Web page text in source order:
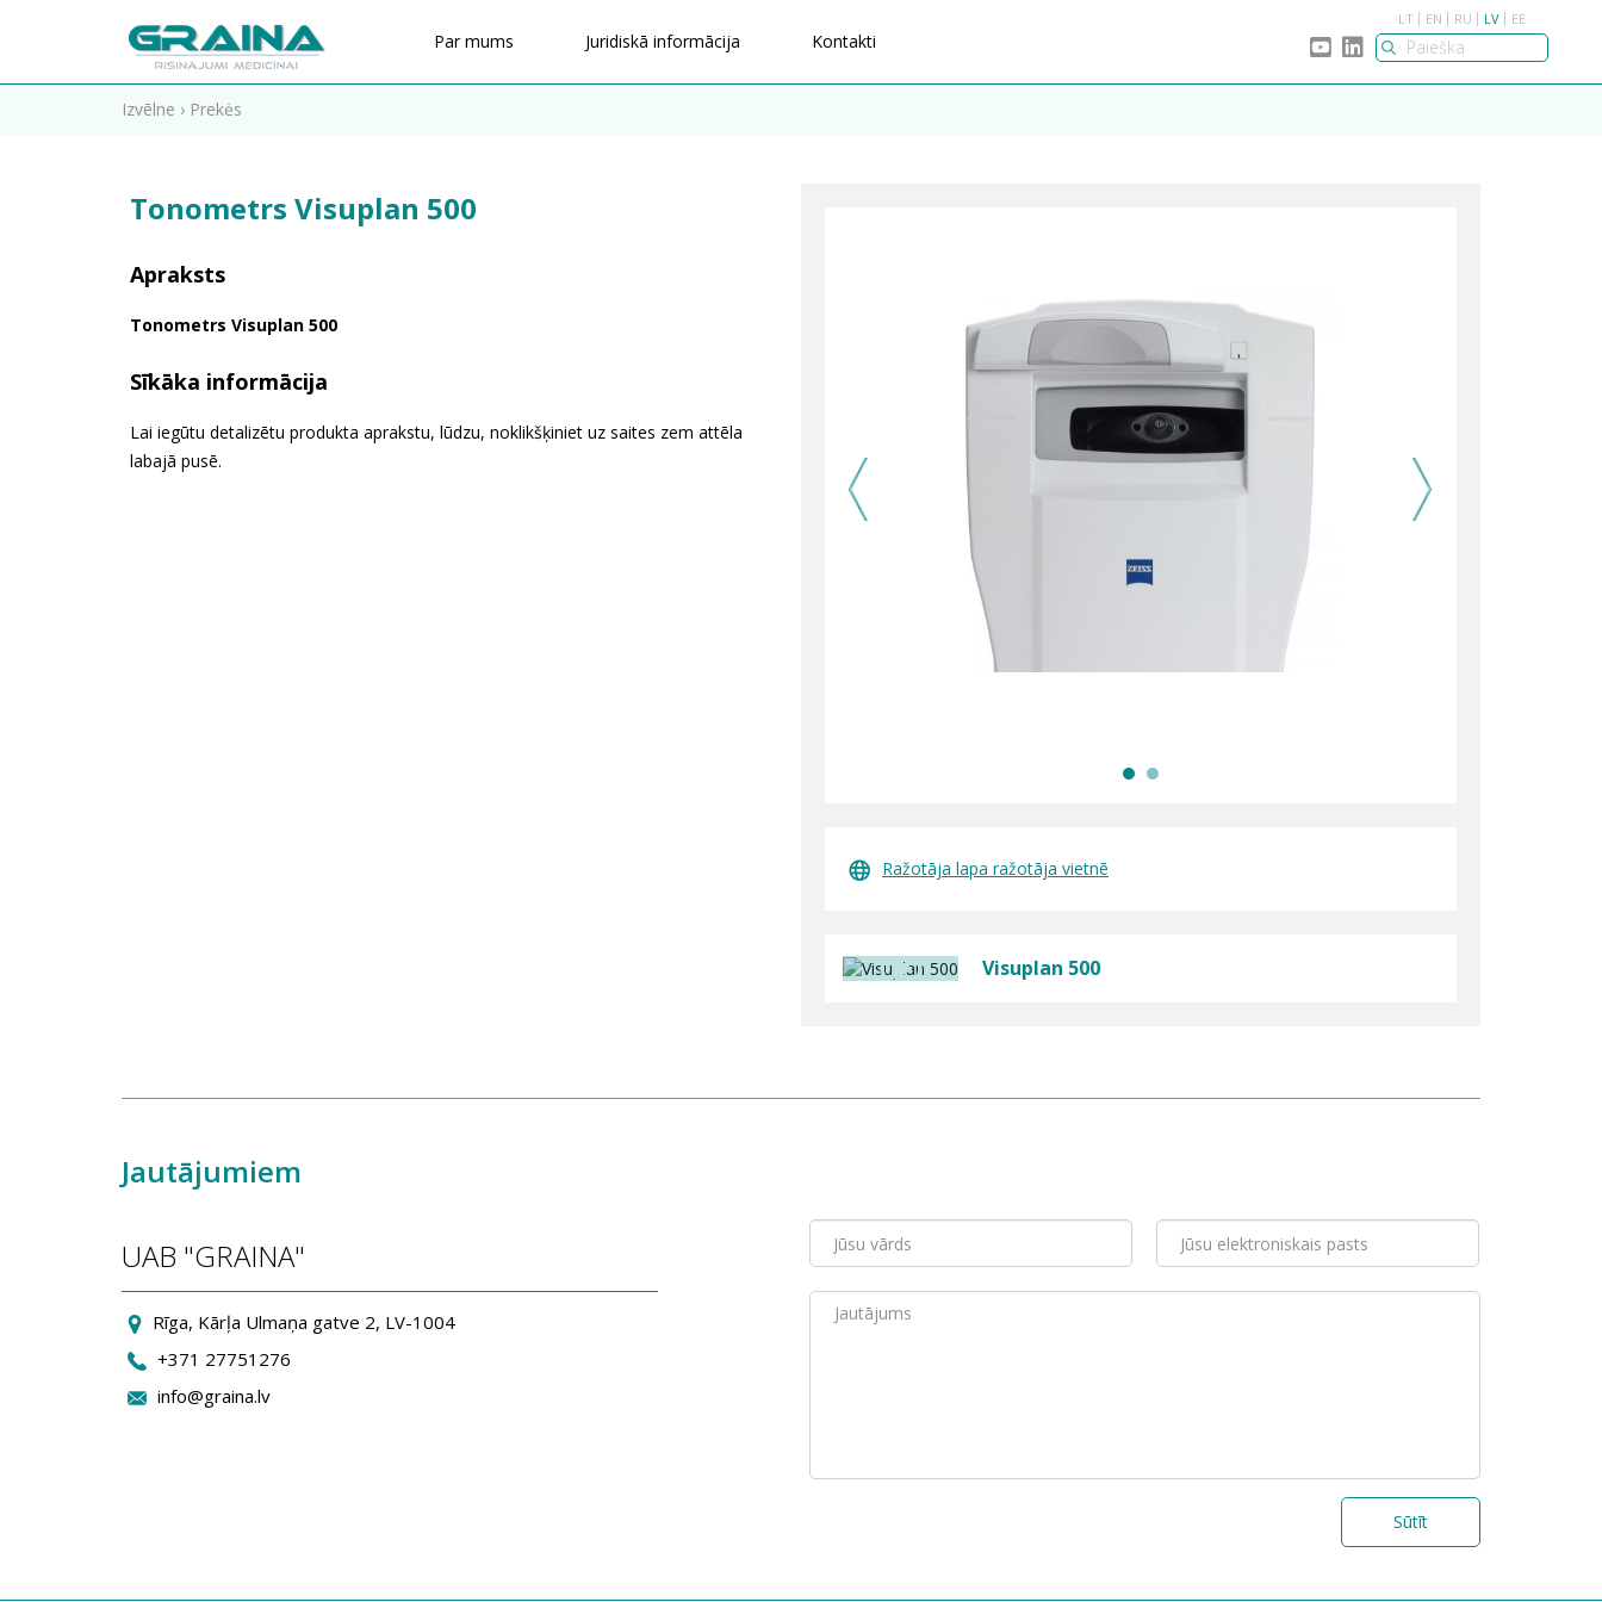
Par mums Juridiskā informācija Kontakti
LT EN RU LV EE
Izvēlne › Prekės
Tonometrs Visuplan 500
Apraksts
Tonometrs Visuplan 500
Sīkāka informācija
Lai iegūtu detalizētu produkta aprakstu, lūdzu, noklikšķiniet uz saites zem attēla
labajā pusē.
Ražotāja lapa ražotāja vietnē
Visuplan 500
Jautājumiem
UAB "GRAINA"
Rīga, Kārļa Ulmaņa gatve 2, LV-1004
+371 27751276
info@graina.lv
Sūtīt